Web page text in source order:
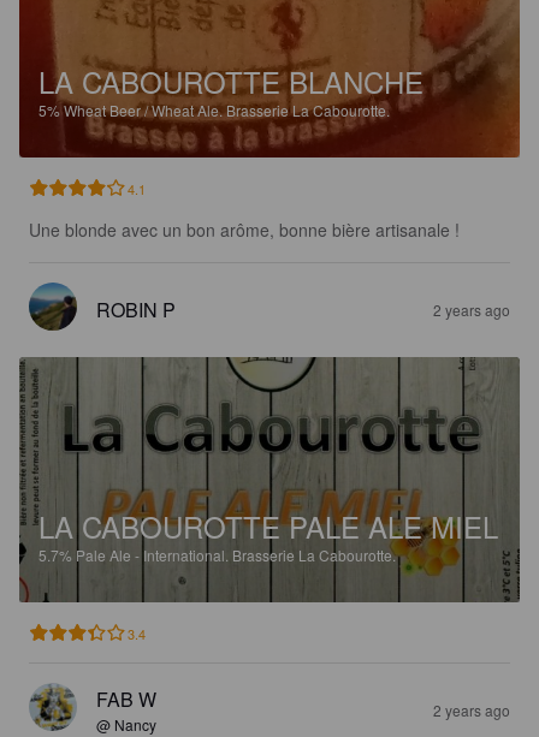
LA CABOUROTTE BLANCHE
5%Wheat Beer / Wheat Ale. Brasserie La Cabourotte.
4.1
Une blonde avec un bon arôme, bonne bière artisanale !
ROBIN P 2 years ago
LA CABOUROTTE PALE ALE MIEL
5.7% Pale Ale - International. Brasserie La Cabourotte.
3.4
FAB W
@ Nancy
2 years ago